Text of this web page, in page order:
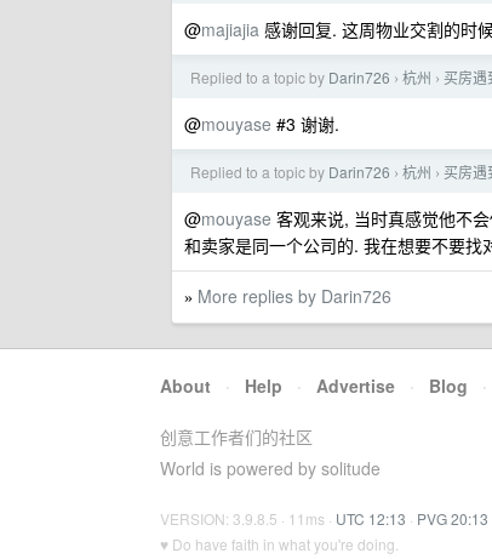
@majiajia 感谢回复. 这周物业交割的时
Replied to a topic by Darin726 › 杭州 › 买房遇
@mouyase #3 谢谢.
Replied to a topic by Darin726 › 杭州 › 买房遇
@mouyase 客观来说, 当时真感觉他不
和卖家是同一个公司的. 我在想要不要找
» More replies by Darin726
About · Help · Advertise · Blog ·
创意工作者们的社区
World is powered by solitude
VERSION: 3.9.8.5 · 11ms · UTC 12:13 · PVG 20:13
♥ Do have faith in what you're doing.